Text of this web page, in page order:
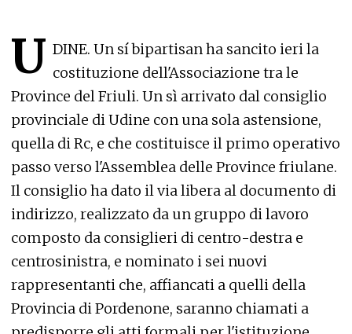
U DINE. Un sí bipartisan ha sancito ieri la
costituzione dell'Associazione tra le
Province del Friuli. Un sì arrivato dal consiglio
provinciale di Udine con una sola astensione,
quella di Rc, e che costituisce il primo operativo
passo verso l'Assemblea delle Province friulane.
Il consiglio ha dato il via libera al documento di
indirizzo, realizzato da un gruppo di lavoro
composto da consiglieri di centro-destra e
centrosinistra, e nominato i sei nuovi
rappresentanti che, affiancati a quelli della
Provincia di Pordenone, saranno chiamati a